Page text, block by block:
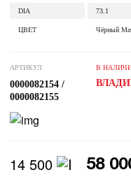
DIA 73.1
ЦВЕТ Чёрный
АРТИКУЛ
0000082154 /
0000082155
В
14 500 58